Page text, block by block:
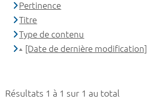
Résultats 1 à 1 sur 1 au total
Pertinence
Titre
Type de contenu
[Date de dernière modification]